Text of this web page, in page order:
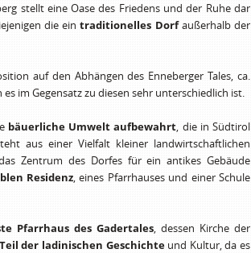
stellt eine Oase des Friedens und der Ruhe dar
die eintraditionelles Dorfaußerhalb der
auf den Abhängen des Enneberger Tales, ca.
im Gegensatz zu diesen sehr unterschiedlich ist.
bäuerliche Umwelt aufbewahrt, die in Südtirol
aus einer Vielfalt kleiner landwirtschaftlichen
Zentrum des Dorfes für ein antikes Gebäude
Residenz, eines Pfarrhauses und einer Schule
Pfarrhaus des Gadertales, dessen Kirche der
Teil der ladinischen Geschichteund Kultur, da es